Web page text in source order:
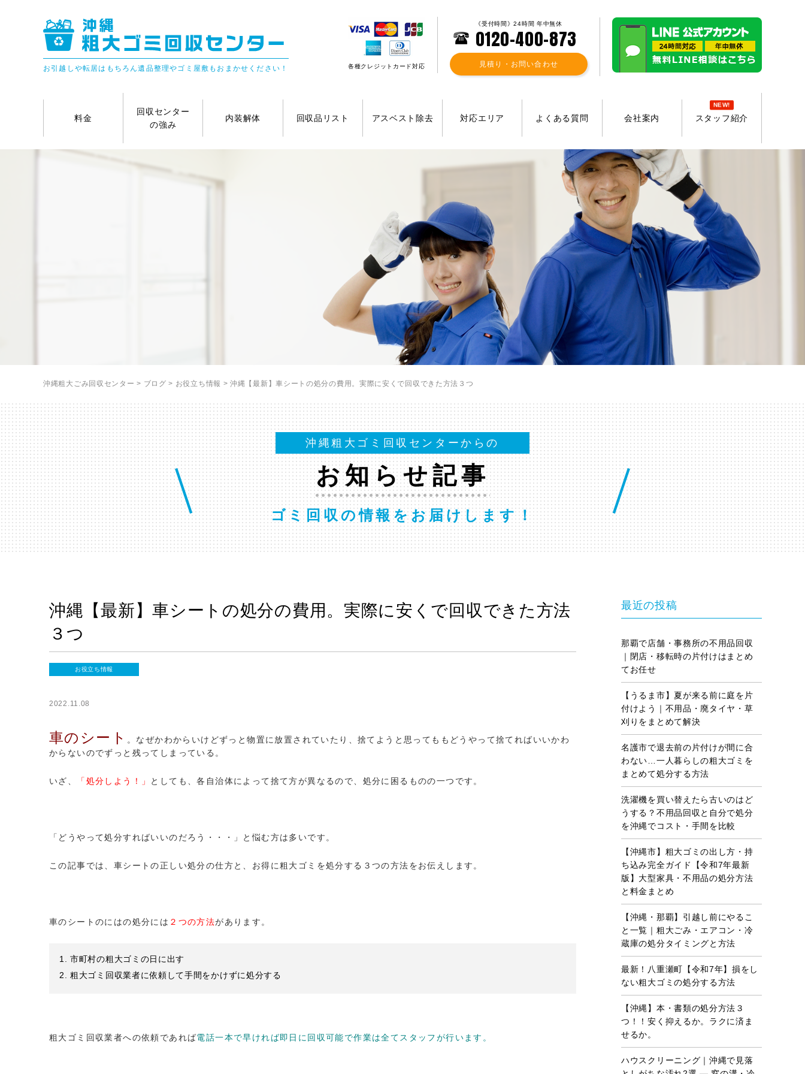
お引越しや転居はもちろん遺品整理やゴミ屋敷もおまかせください！ 各種クレジットカード対応
《受付時間》24時間 年中無休
0120-400-873
見積り・お問い合わせ
料金
回収センター
の強み
内装解体 回収品リスト アスベスト除去 対応エリア よくある質問 会社案内 スタッフ紹介
NEW!
沖縄粗大ごみ回収センター > ブログ > お役立ち情報 >沖縄【最新】車シートの処分の費用。実際に安くで回収できた方法３つ
沖縄粗大ゴミ回収センターからの
お知らせ記事
ゴミ回収の情報をお届けします！
沖縄【最新】車シートの処分の費用。実際に安くで回収できた方法
３つ
お役立ち情報
2022.11.08
車のシート 。なぜかわからいけどずっと物置に放置されていたり、捨てようと思ってももどうやって捨てればいいかわ
からないのでずっと残ってしまっている。
いざ、 「処分しよう！」 としても、各自治体によって捨て方が異なるので、処分に困るものの一つです。
「どうやって処分すればいいのだろう・・・」と悩む方は多いです。
この記事では、車シートの正しい処分の仕方と、お得に粗大ゴミを処分する３つの方法をお伝えします。
車のシートのにはの処分には ２つの方法があります。
市町村の粗大ゴミの日に出す
粗大ゴミ回収業者に依頼して手間をかけずに処分する
粗大ゴミ回収業者への依頼であれば電話一本で早ければ即日に回収可能で作業は全てスタッフが行います。
最近の投稿
那覇で店舗・事務所の不用品回収
｜閉店・移転時の片付けはまとめ
てお任せ
【うるま市】夏が来る前に庭を片
付けよう｜不用品・廃タイヤ・草
刈りをまとめて解決
名護市で退去前の片付けが間に合
わない…一人暮らしの粗大ゴミを
まとめて処分する方法
洗濯機を買い替えたら古いのはど
うする？不用品回収と自分で処分
を沖縄でコスト・手間を比較
【沖縄市】粗大ゴミの出し方・持
ち込み完全ガイド【令和7年最新
版】大型家具・不用品の処分方法
と料金まとめ
【沖縄・那覇】引越し前にやるこ
と一覧｜粗大ごみ・エアコン・冷
蔵庫の処分タイミングと方法
最新！八重瀬町【令和7年】損をし
ない粗大ゴミの処分する方法
【沖縄】本・書類の処分方法３
つ！！安く抑えるか。ラクに済ま
せるか。
ハウスクリーニング｜沖縄で見落